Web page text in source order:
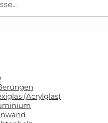
(Acrylglas)